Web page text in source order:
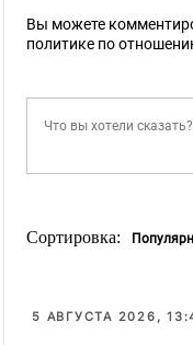
Вы можете
политике по
Сортировка:
5 АВГУСТА 2026,